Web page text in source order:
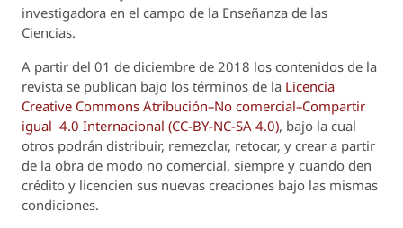
investigadora en el campo de la Enseñanza de las
Ciencias.
A partir del 01 de diciembre de 2018 los contenidos de la
revista se publican bajo los términos de la Licencia
Creative Commons Atribución–No comercial–Compartir
igual 4.0 Internacional (CC-BY-NC-SA 4.0), bajo la cual
otros podrán distribuir, remezclar, retocar, y crear a partir
de la obra de modo no comercial, siempre y cuando den
crédito y licencien sus nuevas creaciones bajo las mismas
condiciones.